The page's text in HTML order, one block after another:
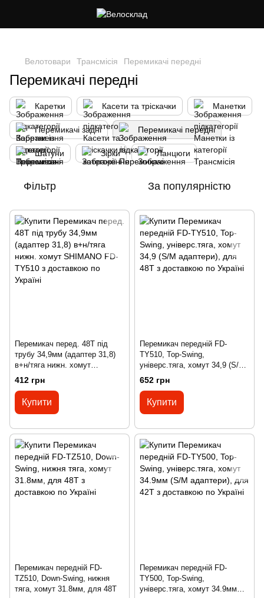
Велотовари Трансмісія Перемикачі передні
Перемикачі передні
Каретки Касети та тріскачки Манетки
Перемикачі задні Перемикачі передні
Шатуни Зірки Ланцюги
Фільтр За популярністю
Перемикач перед. 48T пiд
трубу 34,9мм (адаптер 31,8)
в+н/тяга нижн. хомут
SHIMANO FD-TY510
412 грн
Купити
Перемикач передній FD-
TY510, Top-Swing,
універс.тяга, хомут 34,9 (S/M
адаптери), для 48Т
652 грн
Купити
Перемикач передній FD-
TZ510, Down-Swing, нижня
тяга, хомут 31.8мм, для 48Т
Перемикач передній FD-
TY500, Top-Swing,
універс.тяга, хомут 34.9мм